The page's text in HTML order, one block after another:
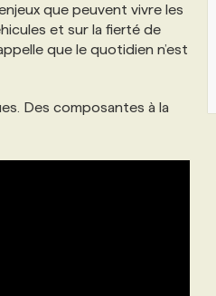
que peuvent vivre les
et sur la fierté de
que le quotidien n’est
Des composantes à la